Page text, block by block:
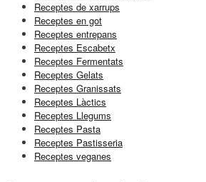
Receptes de xarrups
Receptes en got
Receptes entrepans
Receptes Escabetx
Receptes Fermentats
Receptes Gelats
Receptes Granissats
Receptes Làctics
Receptes Llegums
Receptes Pasta
Receptes Pastisseria
Receptes veganes